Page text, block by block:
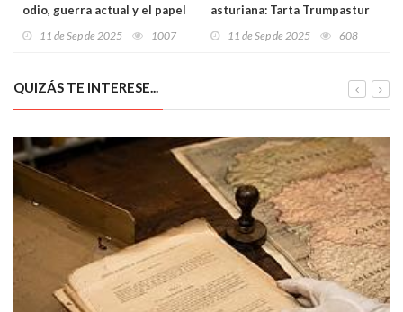
odio, guerra actual y el papel
11 de Sep de 2025 1007
asturiana: Tarta Trumpastur
de poderío”)
11 de Sep de 2025 608
QUIZÁS TE INTERESE...